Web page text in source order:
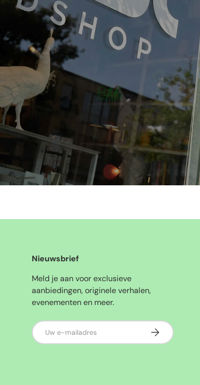
Nieuwsbrief
Meld je aan voor exclusieve
aanbiedingen, originele verhalen,
evenementen en meer.
E-mailadres Abonneer